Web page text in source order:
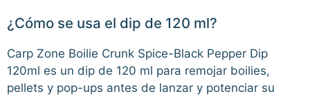
¿Cómo se usa el dip de 120 ml?
Carp Zone Boilie Crunk Spice-Black Pepper Dip
120ml es un dip de 120 ml para remojar boilies,
pellets y pop-ups antes de lanzar y potenciar su